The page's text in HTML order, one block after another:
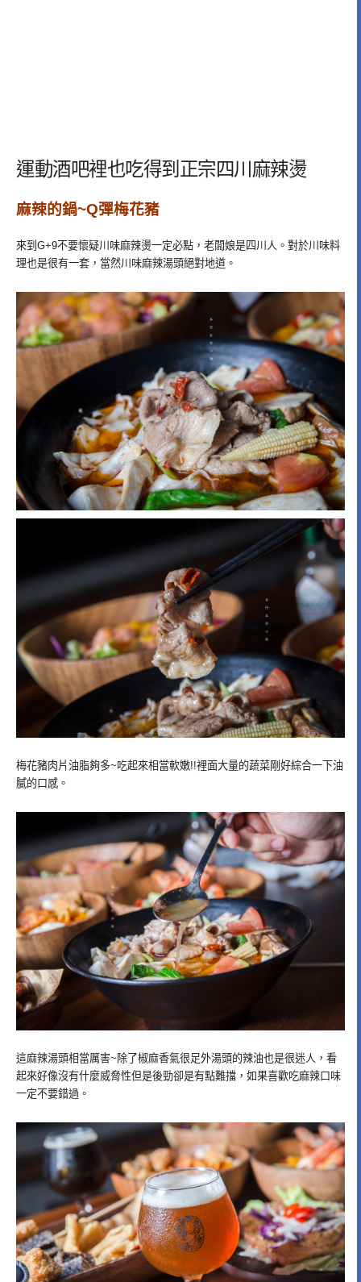
運動酒吧裡也吃得到正宗四川麻辣燙
麻辣的鍋~Q彈梅花豬
來到G+9不要懷疑川味麻辣燙一定必點，老闆娘是四川人。對於川味料
理也是很有一套，當然川味麻辣湯頭絕對地道。
梅花豬肉片油脂夠多~吃起來相當軟嫩!!裡面大量的蔬菜剛好綜合一下油
膩的口感。
這麻辣湯頭相當厲害~除了椒麻香氣很足外湯頭的辣油也是很迷人，看
起來好像沒有什麼威脅性但是後勁卻是有點難擋，如果喜歡吃麻辣口味
一定不要錯過。